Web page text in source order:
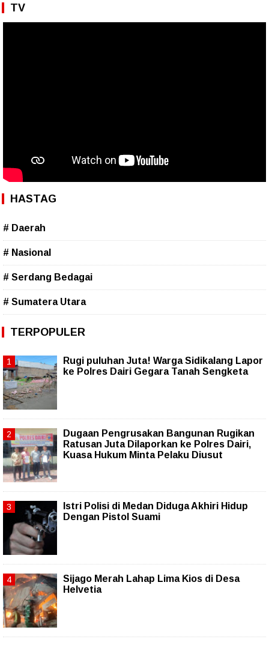
TV
HASTAG
# Daerah
# Nasional
# Serdang Bedagai
# Sumatera Utara
TERPOPULER
Rugi puluhan Juta! Warga Sidikalang Lapor
ke Polres Dairi Gegara Tanah Sengketa
Dugaan Pengrusakan Bangunan Rugikan
Ratusan Juta Dilaporkan ke Polres Dairi,
Kuasa Hukum Minta Pelaku Diusut
Istri Polisi di Medan Diduga Akhiri Hidup
Dengan Pistol Suami
Sijago Merah Lahap Lima Kios di Desa
Helvetia